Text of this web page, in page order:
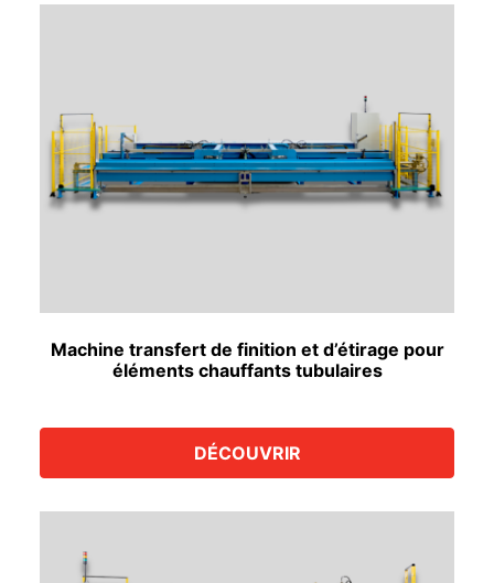
Machine transfert de finition et d’étirage pour
éléments chauffants tubulaires
DÉCOUVRIR